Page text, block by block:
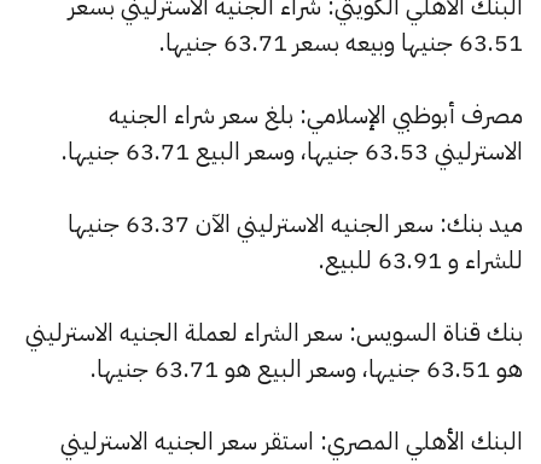
63.51 جنيها وبيعه بسعر 63.71 جنيها.
مصرف أبوظبي الإسلامي: بلغ سعر شراء الجنيه
الاسترليني 63.53 جنيها، وسعر البيع 63.71 جنيها.
ميد بنك: سعر الجنيه الاسترليني الآن 63.37 جنيها
للشراء و 63.91 للبيع.
بنك قناة السويس: سعر الشراء لعملة الجنيه الاسترليني
هو 63.51 جنيها، وسعر البيع هو 63.71 جنيها.
البنك الأهلي المصري: استقر سعر الجنيه الاسترليني